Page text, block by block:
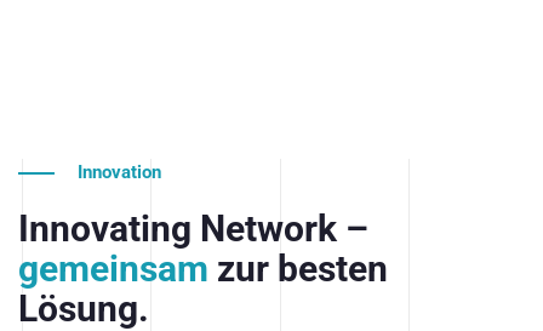
Innovation
Innovating Network –
gemeinsam zur besten
Lösung.